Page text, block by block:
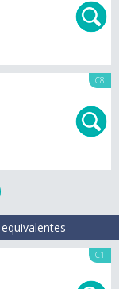
C8
C1